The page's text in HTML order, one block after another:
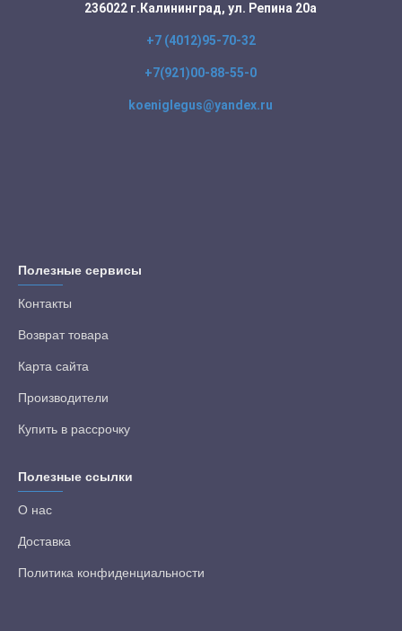
236022 г.Калининград, ул. Репина 20а
+7 (4012)95-70-32
+7(921)00-88-55-0
koeniglegus@yandex.ru
Полезные сервисы
Контакты
Возврат товара
Карта сайта
Производители
Купить в рассрочку
Полезные ссылки
О нас
Доставка
Политика конфиденциальности